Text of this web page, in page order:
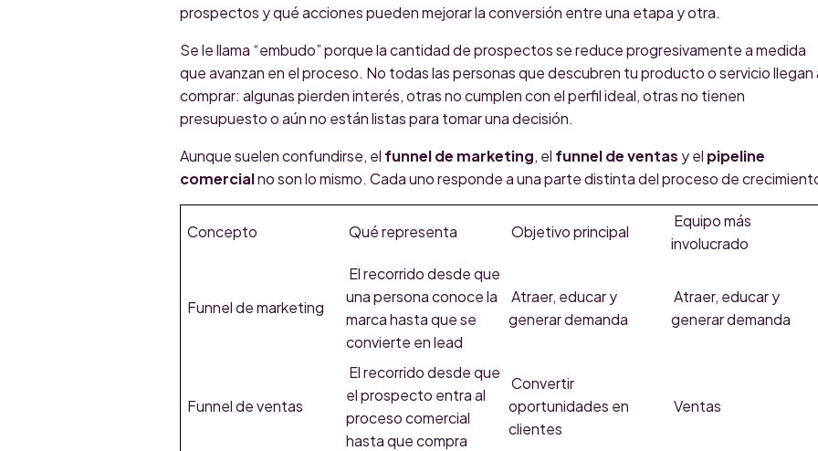
prospectos y qué acciones pueden mejorar la conversión entre una etapa y otra.
Se le llama “embudo” porque la cantidad de prospectos se reduce progresivamente a medida
que avanzan en el proceso. No todas las personas que descubren tu producto o servicio llegan
comprar: algunas pierden interés, otras no cumplen con el perfil ideal, otras no tienen
presupuesto o aún no están listas para tomar una decisión.
Aunque suelen confundirse, el funnel de marketing, el funnel de ventas y el pipeline
comercialno son lo mismo. Cada uno responde a una parte distinta del proceso de
Concepto Qué representa Objetivo principal
Equipo más
involucrado
Funnel de marketing
El recorrido desde que
una persona conoce la
marca hasta que se
convierte en lead
Atraer, educar y
generar demanda
Atraer, educar y
generar demanda
Funnel de ventas
El recorrido desde que
el prospecto entra al
proceso comercial
hasta que compra
Convertir
oportunidades en
clientes
Ventas